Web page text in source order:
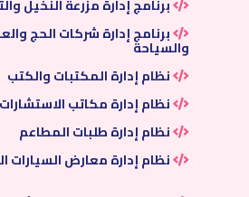
برنامج إدارة مزرعة النخيل
برنامج إدارة شركات الحج
والسياحة
نظام إدارة المكتبات والكتب
نظام إدارة مكاتب
نظام إدارة طلبات المطاعم
نظام إدارة معارض السيارات